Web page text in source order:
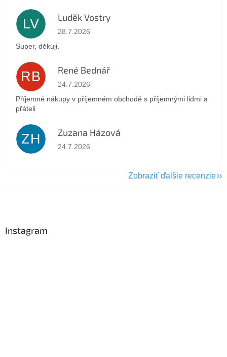
LV Luděk Vostry
Hodnotenie obchodu je 5 z 5 hviezdičiek.
28.7.2026
Super, děkuji.
RB René Bednář
Hodnotenie obchodu je 5 z 5 hviezdičiek.
24.7.2026
Příjemné nákupy v příjemném obchodě s příjemnými lidmi a
přáteli
ZH Zuzana Házová
Hodnotenie obchodu je 5 z 5 hviezdičiek.
24.7.2026
Zobraziť ďalšie recenzie
Instagram